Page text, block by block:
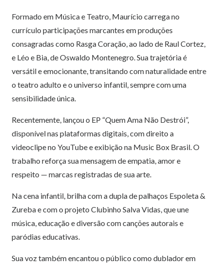
Formado em Música e Teatro, Maurício carrega no
currículo participações marcantes em produções
consagradas como Rasga Coração, ao lado de Raul Cortez,
e Léo e Bia, de Oswaldo Montenegro. Sua trajetória é
versátil e emocionante, transitando com naturalidade entre
o teatro adulto e o universo infantil, sempre com uma
sensibilidade única.
Recentemente, lançou o EP “Quem Ama Não Destrói”,
disponível nas plataformas digitais, com direito a
videoclipe no YouTube e exibição na Music Box Brasil. O
trabalho reforça sua mensagem de empatia, amor e
respeito — marcas registradas de sua arte.
Na cena infantil, brilha com a dupla de palhaços Espoleta &
Zureba e com o projeto Clubinho Salva Vidas, que une
música, educação e diversão com canções autorais e
paródias educativas.
Sua voz também encantou o público como dublador em